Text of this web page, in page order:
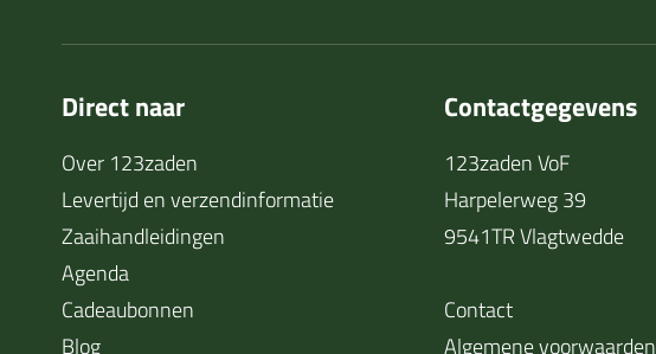
Direct naar
Over 123zaden
Levertijd en verzendinformatie
Zaaihandleidingen
Agenda
Cadeaubonnen
Blog
Contactgegevens
123zaden VoF
Harpelerweg 39
9541TR Vlagtwedde
Contact
Algemene voorwaarden